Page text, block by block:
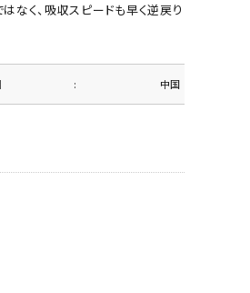
なく、吸収スピードも早く逆戻り
中国